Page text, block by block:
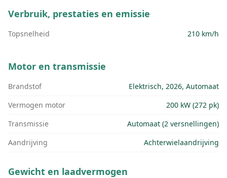
Verbruik, prestaties en emissie
Topsnelheid 210 km/h
Motor en transmissie
Brandstof
Elektrisch, 2026, Automaat
Vermogen motor
200 kW (272 pk)
Transmissie
Automaat (2 versnellingen)
Aandrijving
Achterwielaandrijving
Gewicht en laadvermogen